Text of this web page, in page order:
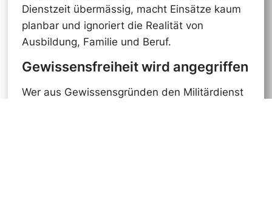
Dienstzeit übermässig, macht Einsätze kaum
planbar und ignoriert die Realität von
Ausbildung, Familie und Beruf.
Gewissensfreiheit wird angegriffen
Wer aus Gewissensgründen den Militärdienst